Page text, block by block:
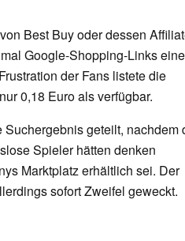
Best Buy oder dessen
Google-Shopping-Links eine
der Fans listete die
0,18 Euro als verfügbar.
geteilt, nachdem
Spieler hätten denken
Marktplatz erhältlich sei. Der
sofort Zweifel geweckt.